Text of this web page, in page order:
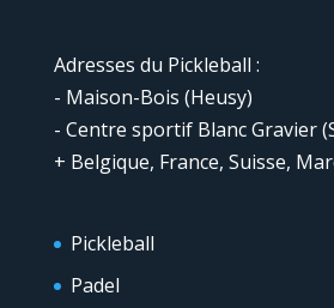
Adresses du Pickleball :
- Maison-Bois (Heusy)
- Centre sportif Blanc Gravier
+ Belgique, France, Suisse,
Pickleball
Padel